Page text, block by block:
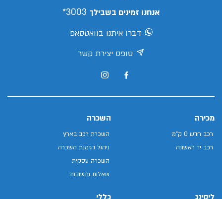
אנחנו זמינים בשבילך 3003*
דברו איתנו בוואטסאפ
טופס יצירת קשר
מכירה
רכב חדש 0 ק"מ
רכב יד ראשונה
השכרה
השכרת רכב בארץ
ניהול הזמנת השכרה
השכרה עסקית
שאלות ותשובות
ליסינג כללי